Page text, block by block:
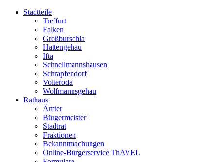
Stadtteile
Treffurt
Falken
Großburschla
Hattengehau
Ifta
Schnellmannshausen
Schrapfendorf
Volteroda
Wolfmannsgehau
Rathaus
Ämter
Bürgermeister
Stadtrat
Fraktionen
Bekanntmachungen
Online-Bürgerservice ThAVEL